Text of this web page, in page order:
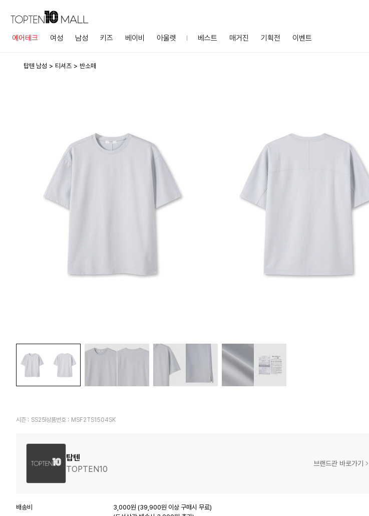
에어테크 여성 남성 키즈 베이비 아울렛 베스트 매거진 기획전 이벤트
탑텐 남성 티셔츠 반소매
시즌 : SS25 상품번호 : MSF2TS1504SK
탑텐
TOPTEN10
브랜드관 바로가기
배송비
3,000원 (39,900원 이상 구매시 무료)